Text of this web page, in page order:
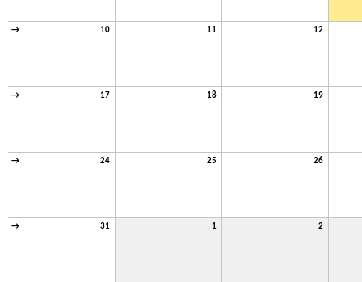
→ 10 11 12
→ 17 18 19
→ 24 25 26
→ 31 1 2